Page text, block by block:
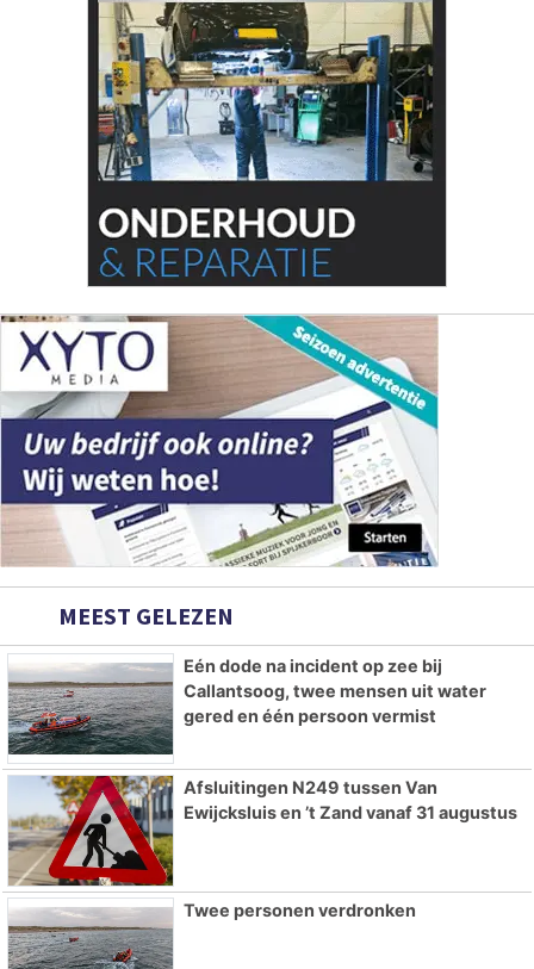
MEEST GELEZEN
Eén dode na incident op zee bij
Callantsoog, twee mensen uit water
gered en één persoon vermist
Afsluitingen N249 tussen Van
Ewijcksluis en ’t Zand vanaf 31 augustus
Twee personen verdronken